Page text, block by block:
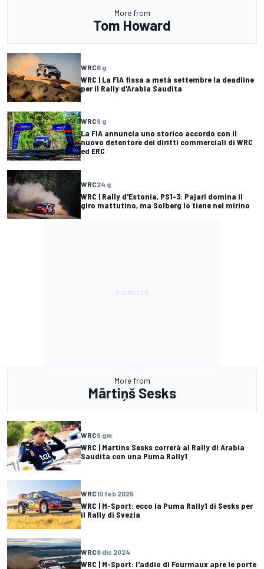
More from
Tom Howard
WRC6 g
WRC | La FIA fissa a metà settembre la deadline
per il Rally d'Arabia Saudita
WRC9 g
La FIA annuncia uno storico accordo con il
nuovo detentore dei diritti commerciali di WRC
ed ERC
WRC24 g
WRC | Rally d'Estonia, PS1-3: Pajari domina il
giro mattutino, ma Solberg lo tiene nel mirino
More from
Mārtiņš Sesks
WRC9 gm
WRC | Martins Sesks correrà al Rally di Arabia
Saudita con una Puma Rally1
WRC10 feb 2025
WRC | M-Sport: ecco la Puma Rally1 di Sesks per
il Rally di Svezia
WRC8 dic 2024
WRC | M-Sport: l'addio di Fourmaux apre le porte